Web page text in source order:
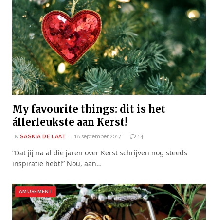
My favourite things: dit is het
állerleukste aan Kerst!
By SASKIA DE LAAT 18 september 2017 14
“Dat jij na al die jaren over Kerst schrijven nog steeds
inspiratie hebt!” Nou, aan…
AMUSEMENT